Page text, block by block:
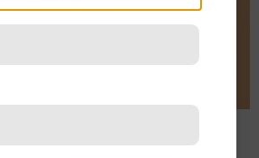
meghatározása klasszikus
Kérdés azonban,